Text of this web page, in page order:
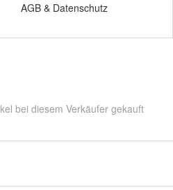
AGB & Datenschutz
bei diesem Verkäufer gekauft